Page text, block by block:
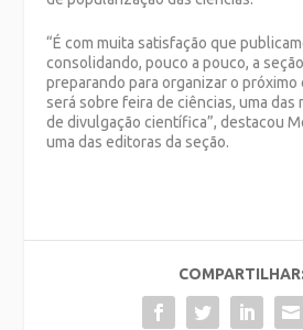
“É com muita satisfação que
consolidando, pouco a pouco, a
preparando para organizar o próximo
será sobre feira de ciências, uma das
de divulgação científica”, destacou
uma das editoras da seção.
COMPARTILHAR: